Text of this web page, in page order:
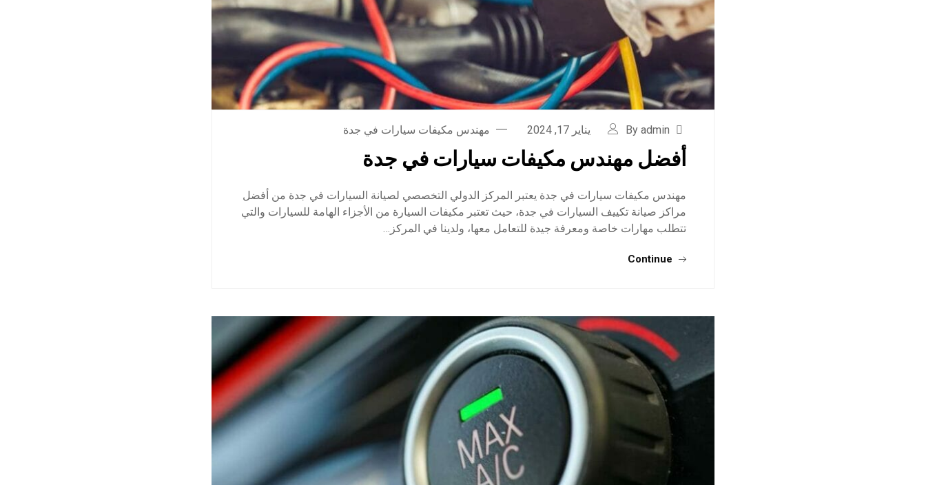
By admin يناير 17, 2024 مهندس مكيفات سيارات في جدة
أفضل مهندس مكيفات سيارات في جدة
مهندس مكيفات سيارات في جدة يعتبر المركز الدولي التخصصي لصيانة السيارات في جدة من أفضل
مراكز صيانة تكييف السيارات في جدة، حيث تعتبر مكيفات السيارة من الأجزاء الهامة للسيارات والتي
تتطلب مهارات خاصة ومعرفة جيدة للتعامل معها، ولدينا في المركز…
Continue